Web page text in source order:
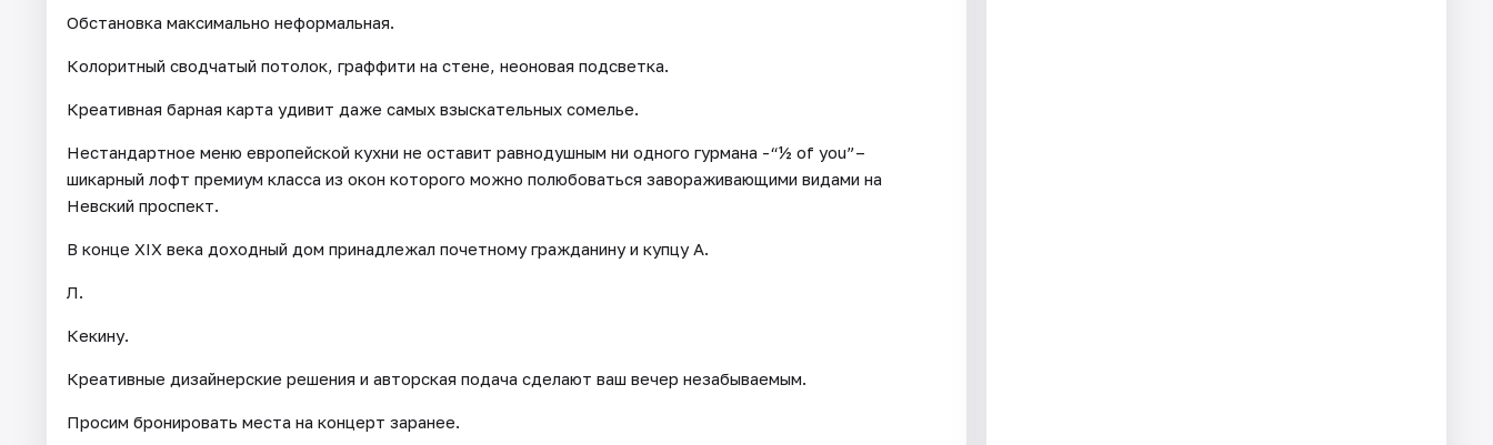
Обстановка максимально неформальная.
Колоритный сводчатый потолок, граффити на стене, неоновая подсветка.
Креативная барная карта удивит даже самых взыскательных сомелье.
Нестандартное меню европейской кухни не оставит равнодушным ни одного гурмана -“½ of you”–
шикарный лофт премиум класса из окон которого можно полюбоваться завораживающими видами на
Невский проспект.
В конце XIX века доходный дом принадлежал почетному гражданину и купцу А.
Л.
Кекину.
Креативные дизайнерские решения и авторская подача сделают ваш вечер незабываемым.
Просим бронировать места на концерт заранее.